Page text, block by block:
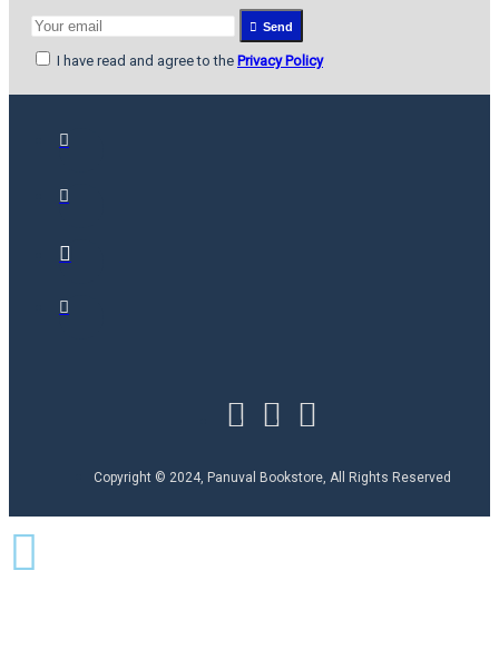
Send
I have read and agree to the Privacy Policy
Copyright © 2024, Panuval Bookstore, All Rights Reserved